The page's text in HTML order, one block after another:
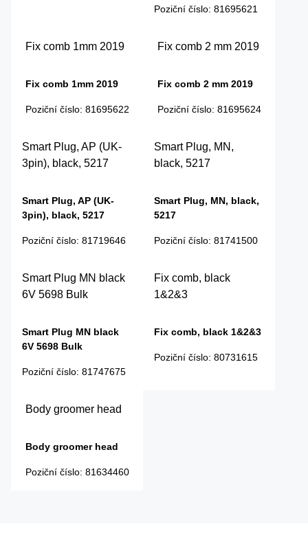
Poziční číslo: 81695621
Fix comb 1mm 2019
Fix comb 1mm 2019
Poziční číslo: 81695622
Fix comb 2 mm 2019
Fix comb 2 mm 2019
Poziční číslo: 81695624
Smart Plug, AP (UK-
3pin), black, 5217
Smart Plug, AP (UK-
3pin), black, 5217
Poziční číslo: 81719646
Smart Plug, MN,
black, 5217
Smart Plug, MN, black,
5217
Poziční číslo: 81741500
Smart Plug MN black
6V 5698 Bulk
Smart Plug MN black
6V 5698 Bulk
Poziční číslo: 81747675
Fix comb, black
1&2&3
Fix comb, black 1&2&3
Poziční číslo: 80731615
Body groomer head
Body groomer head
Poziční číslo: 81634460